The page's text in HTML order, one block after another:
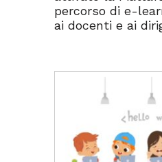
percorso di e-
ai docenti e ai